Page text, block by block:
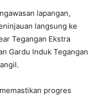
lapangan,
langsung ke
Tegangan Ekstra
Gardu Induk Tegangan
progres